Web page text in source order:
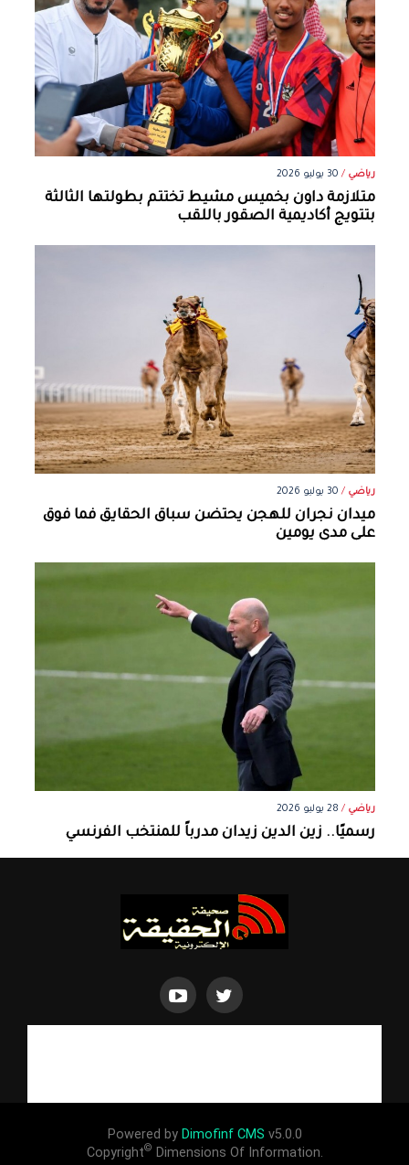
رياضي / 30 يوليو 2026
متلازمة داون بخميس مشيط تختتم بطولتها الثالثة
بتتويج أكاديمية الصقور باللقب
رياضي / 30 يوليو 2026
ميدان نجران للهجن يحتضن سباق الحقايق فما فوق
على مدى يومين
رياضي / 28 يوليو 2026
رسميًا.. زين الدين زيدان مدرباً للمنتخب الفرنسي
Powered by Dimofinf CMS v5.0.0
Copyright© Dimensions Of Information.